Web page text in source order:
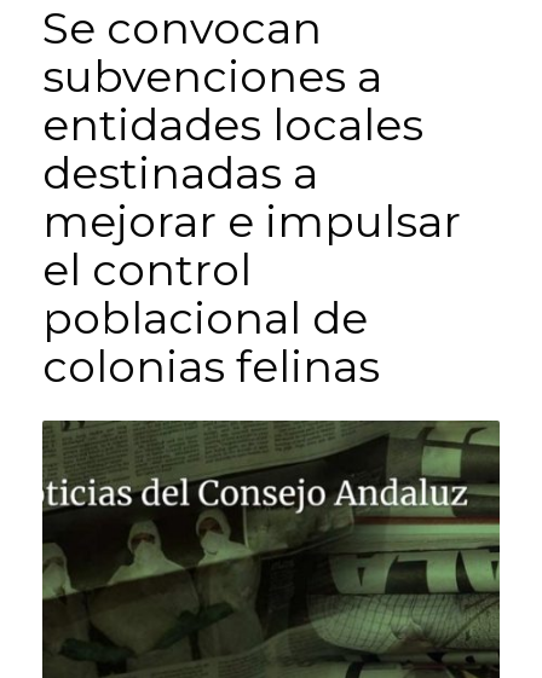
Se convocan
subvenciones a
entidades locales
destinadas a
mejorar e impulsar
el control
poblacional de
colonias felinas